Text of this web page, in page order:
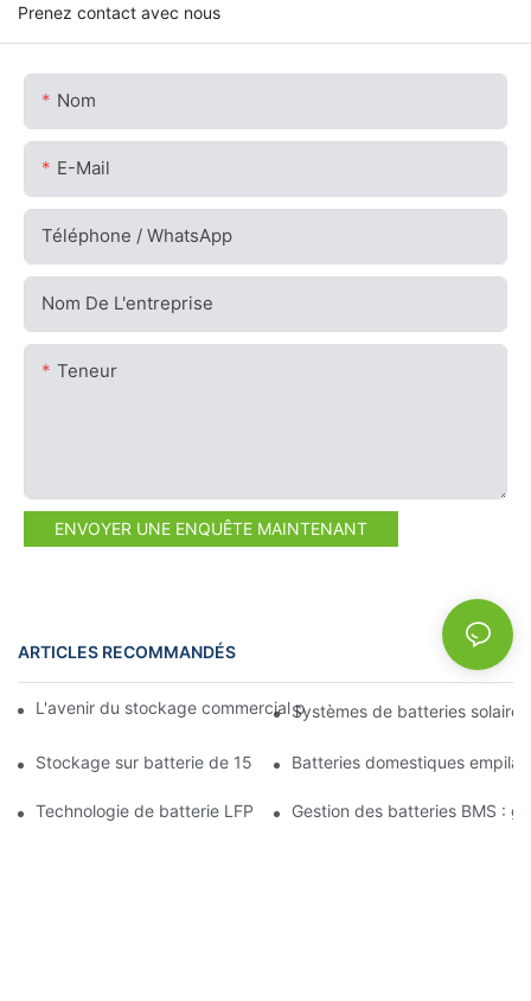
Prenez contact avec nous
Nom
E-Mail
Téléphone / WhatsApp
Nom De L'entreprise
Teneur
ENVOYER UNE ENQUÊTE MAINTENANT
ARTICLES RECOMMANDÉS NEWS
L'avenir du stockage commercial par batterie : tendances et
Systèmes de batteries
Stockage sur batterie de 15 kW : alimentez votre avenir en
Batteries domestiques
Technologie de batterie LFP : un choix durable pour le
Gestion des batteries BMS :